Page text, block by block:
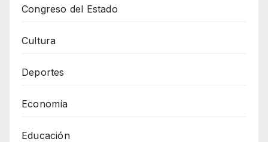
Congreso del Estado
Cultura
Deportes
Economía
Educación